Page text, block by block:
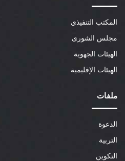
المكتب التنفيذي
مجلس الشورى
الهيئات الجهوية
الهيئات الإقليمية
ملفات
الدعوة
التربية
التكوين